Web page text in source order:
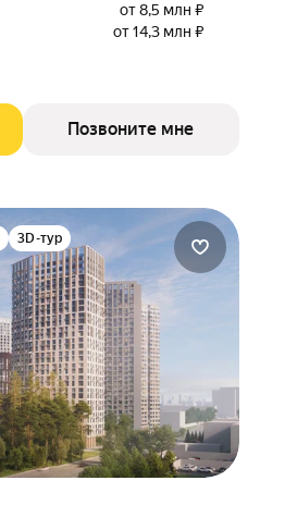
от 8,5 млн ₽
от 14,3 млн ₽
Позвоните мне
3D-тур